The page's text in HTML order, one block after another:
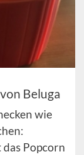
Beluga
wie
das Popcorn